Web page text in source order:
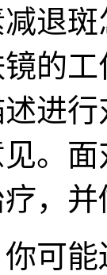
退
的
进
。
，
可